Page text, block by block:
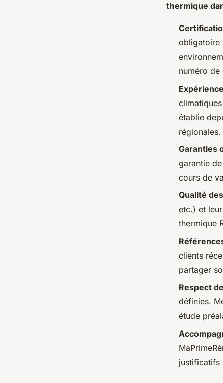
thermique
obligatoire
numéro
établie
régionales.
Garanties
garantie
cours de
Qualité
etc.) et
thermique
clients
partager
Respect
définies.
étude
justificatifs